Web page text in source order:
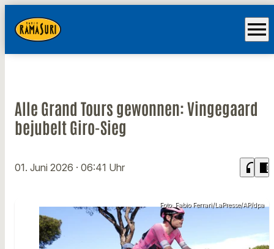
menu
Alle Grand Tours gewonnen: Vingegaard
bejubelt Giro-Sieg
01. Juni 2026 · 06:41 Uhr headphones chrome_reader_mode
Foto: Fabio Ferrari/LaPresse/AP/dpa